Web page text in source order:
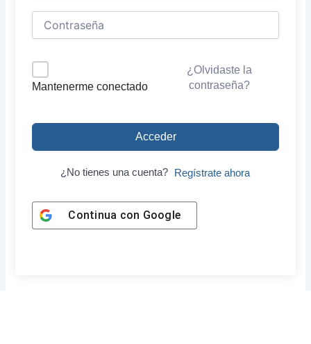
Mantenerme conectado
¿Olvidaste la
contraseña?
Acceder
¿No tienes una cuenta? Regístrate ahora
Continua con Google